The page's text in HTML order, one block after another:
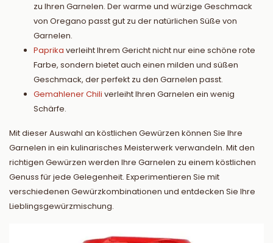
zu Ihren Garnelen. Der warme und würzige Geschmack
von Oregano passt gut zu der natürlichen Süße von
Garnelen.
Paprika verleiht Ihrem Gericht nicht nur eine schöne rote
Farbe, sondern bietet auch einen milden und süßen
Geschmack, der perfekt zu den Garnelen passt.
Gemahlener Chili verleiht Ihren Garnelen ein wenig
Schärfe.
Mit dieser Auswahl an köstlichen Gewürzen können Sie Ihre
Garnelen in ein kulinarisches Meisterwerk verwandeln. Mit den
richtigen Gewürzen werden Ihre Garnelen zu einem köstlichen
Genuss für jede Gelegenheit. Experimentieren Sie mit
verschiedenen Gewürzkombinationen und entdecken Sie Ihre
Lieblingsgewürzmischung.